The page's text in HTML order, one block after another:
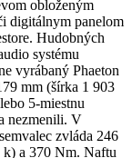
obloženým
digitálnym panelom
Hudobných
systému
vyrábaný Phaeton
mm (šírka 1 903
5-miestnu
nezmenili. V
zvláda 246
a 370 Nm. Naftu